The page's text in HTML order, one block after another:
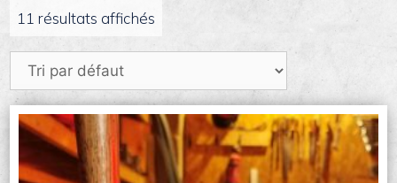
11 résultats affichés